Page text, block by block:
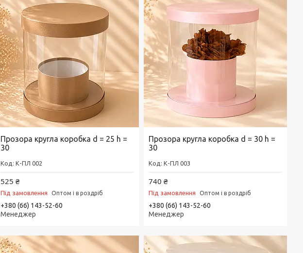
Прозора кругла коробка d = 25 h =
30
К-ПЛ 002
525 ₴
Під замовлення Оптом і в роздріб
+380 (66) 143-52-60
Менеджер
Прозора кругла коробка d = 30 h =
30
К-ПЛ 003
740 ₴
Під замовлення Оптом і в роздріб
+380 (66) 143-52-60
Менеджер